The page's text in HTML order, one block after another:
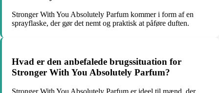
Stronger With You Absolutely Parfum kommer i form af en
sprayflaske, der gør det nemt og praktisk at påføre duften.
Hvad er den anbefalede brugssituation for
Stronger With You Absolutely Parfum?
Stronger With You Absolutely Parfum er ideel til mænd, der